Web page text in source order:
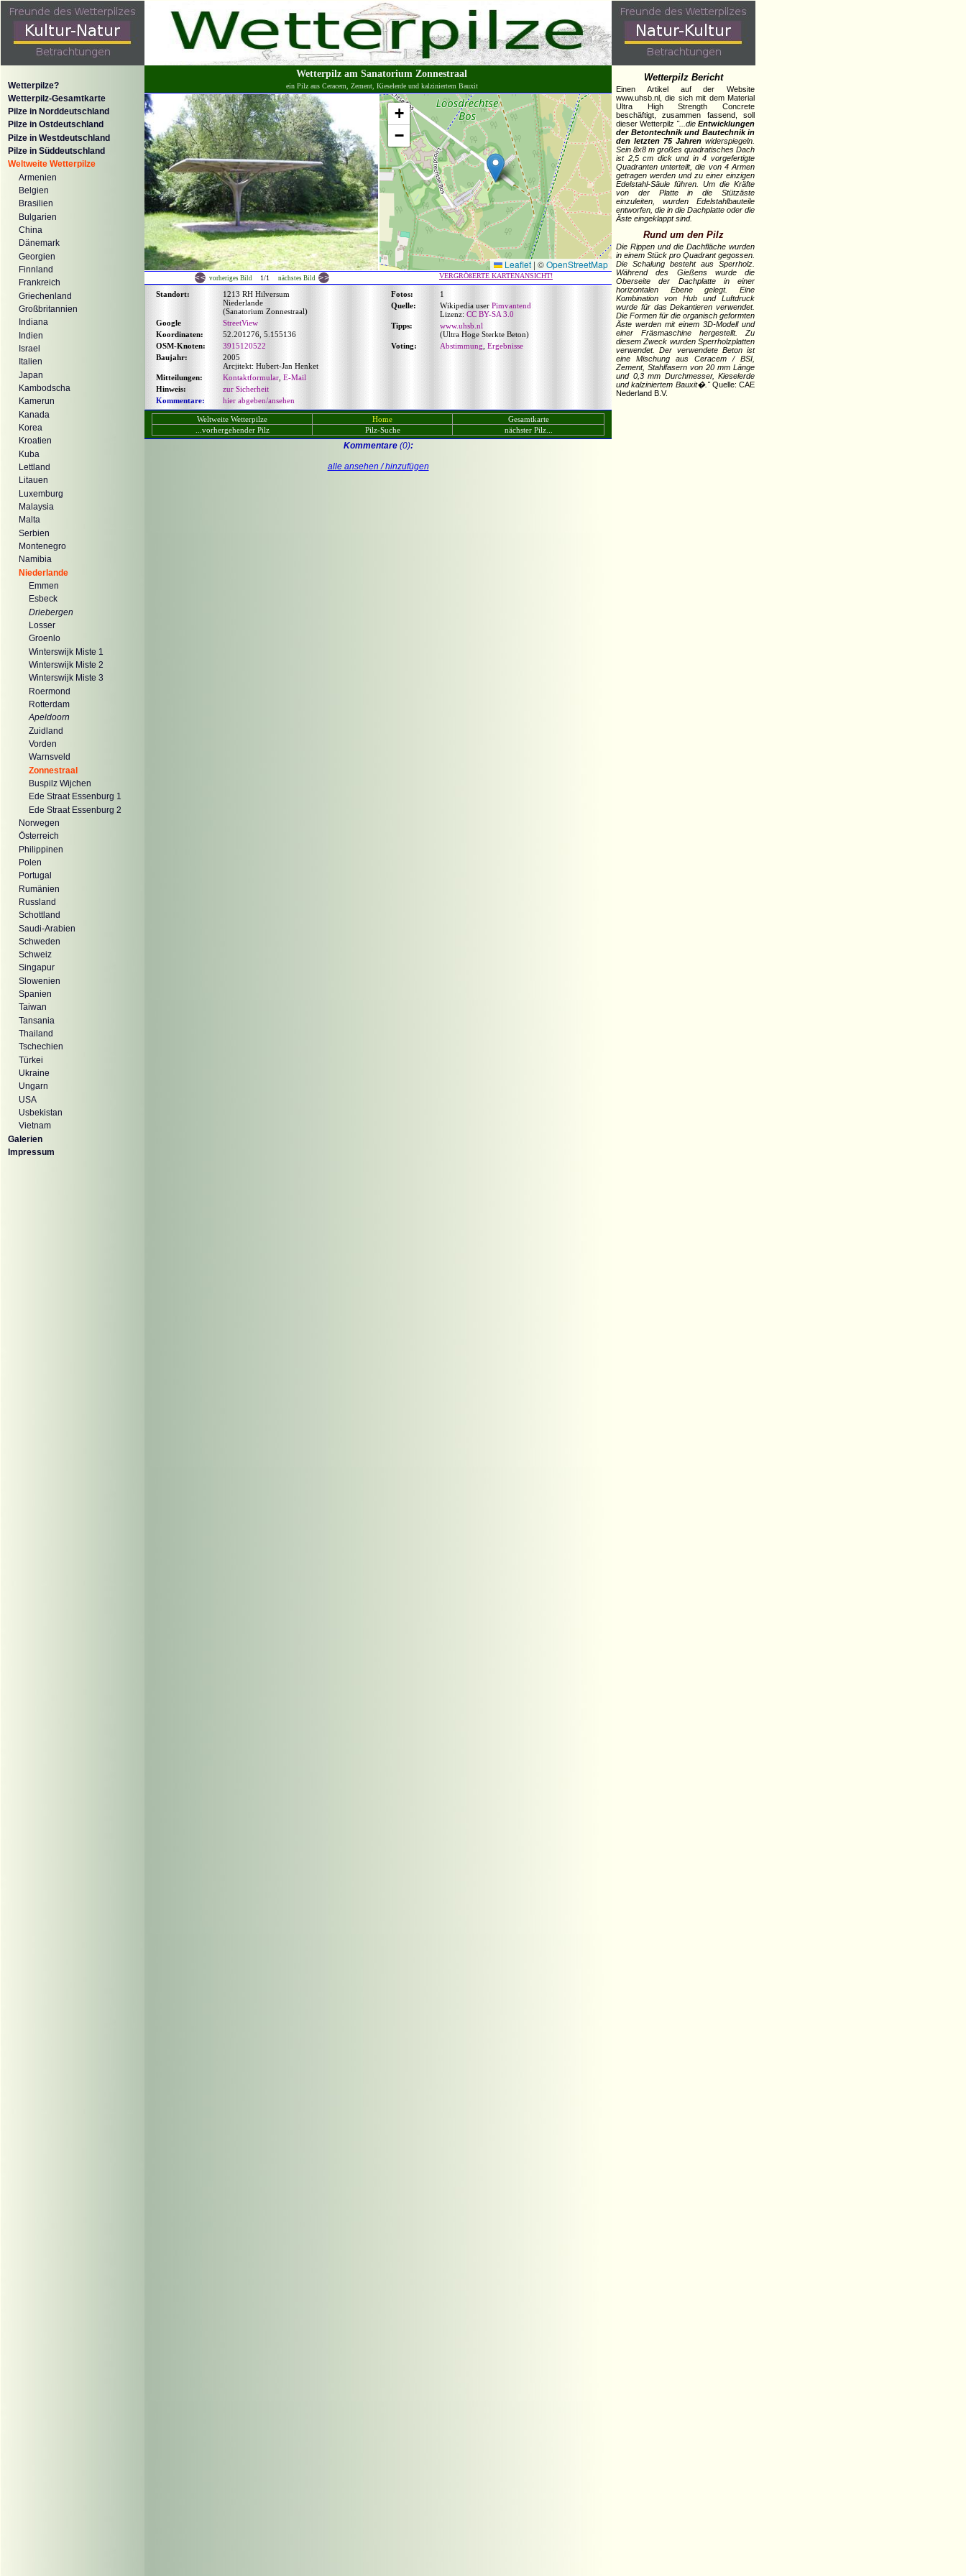
Wetterpilze?
Wetterpilz-Gesamtkarte
Pilze in Norddeutschland
Pilze in Ostdeutschland
Pilze in Westdeutschland
Pilze in Süddeutschland
Weltweite Wetterpilze
Armenien
Belgien
Brasilien
Bulgarien
China
Dänemark
Georgien
Finnland
Frankreich
Griechenland
Großbritannien
Indiana
Indien
Israel
Italien
Japan
Kambodscha
Kamerun
Kanada
Korea
Kroatien
Kuba
Lettland
Litauen
Luxemburg
Malaysia
Malta
Serbien
Montenegro
Namibia
Niederlande
Emmen
Esbeck
Driebergen
Losser
Groenlo
Winterswijk Miste 1
Winterswijk Miste 2
Winterswijk Miste 3
Roermond
Rotterdam
Apeldoorn
Zuidland
Vorden
Warnsveld
Zonnestraal
Buspilz Wijchen
Ede Straat Essenburg 1
Ede Straat Essenburg 2
Norwegen
Österreich
Philippinen
Polen
Portugal
Rumänien
Russland
Schottland
Saudi-Arabien
Schweden
Schweiz
Singapur
Slowenien
Spanien
Taiwan
Tansania
Thailand
Tschechien
Türkei
Ukraine
Ungarn
USA
Usbekistan
Vietnam
Galerien
Impressum
Wetterpilz am Sanatorium Zonnestraal
ein Pilz aus Ceracem, Zement, Kieselerde und kalziniertem Bauxit
+
−
Leaflet | ©OpenStreetMap
vorheriges Bild 1/1 nächstes Bild VERGRÖßERTE KARTENANSICHT!
Standort:
1213 RH Hilversum
Niederlande
(Sanatorium Zonnestraal)
Google
StreetView
Koordinaten:
52.201276, 5.155136
OSM-Knoten:
3915120522
Baujahr:
2005
Arcjitekt: Hubert-Jan Henket
Mitteilungen:
Kontaktformular E-Mail
Hinweis:
zur Sicherheit
Kommentare:
hier abgeben/ansehen
Fotos:
1
Quelle:
Wikipedia user Pimvantend
Lizenz: CC BY-SA 3.0
Tipps:
www.uhsb.nl
(Ultra Hoge Sterkte Beton)
Voting:
Abstimmung Ergebnisse
Weltweite Wetterpilze Home
Gesamtkarte
...vorhergehender Pilz
Pilz-Suche nächster Pilz...
Kommentare(0):
alle ansehen / hinzufügen
Wetterpilz Bericht
Einen Artikel auf der Website
www.uhsb.nl, die sich mit dem Material
Ultra High Strength Concrete
beschäftigt, zusammen fassend, soll
dieser Wetterpilz "...die Entwicklungen
der Betontechnik und Bautechnik in
den letzten 75 Jahren widerspiegeln.
Sein 8x8 m großes quadratisches Dach
ist 2,5 cm dick und in 4 vorgefertigte
Quadranten unterteilt, die von 4 Armen
getragen werden und zu einer einzigen
Edelstahl-Säule führen. Um die Kräfte
von der Platte in die Stützäste
einzuleiten, wurden Edelstahlbauteile
entworfen, die in die Dachplatte oder die
Äste eingeklappt sind.
Rund um den Pilz
Die Rippen und die Dachfläche wurden
in einem Stück pro Quadrant gegossen.
Die Schalung besteht aus Sperrholz.
Während des Gießens wurde die
Oberseite der Dachplatte in einer
horizontalen Ebene gelegt. Eine
Kombination von Hub und Luftdruck
wurde für das Dekantieren verwendet.
Die Formen für die organisch geformten
Äste werden mit einem 3D-Modell und
einer Fräsmaschine hergestellt. Zu
diesem Zweck wurden Sperrholzplatten
verwendet. Der verwendete Beton ist
eine Mischung aus Ceracem / BSI,
Zement, Stahlfasern von 20 mm Länge
und 0,3 mm Durchmesser, Kieselerde
und kalziniertem Bauxit�."Quelle: CAE
Nederland B.V.